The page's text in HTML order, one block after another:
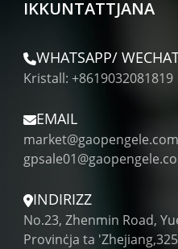
IKKUNTATTJANA
WHATSAPP/
Kristall: +8619032081819
EMAIL
market@gaopengele.com
INDIRIZZ
No.23, Zhenmin Road,
Provinċja ta